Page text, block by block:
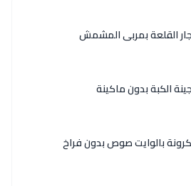
القلعة بمربى المشمش
الكبة بدون ماكينة
بالوايت صوص بدون فراخ